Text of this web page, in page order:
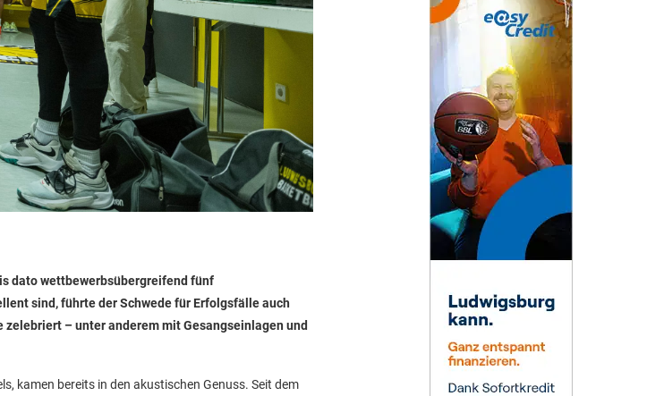
dato wettbewerbsübergreifend fünf
sind, führte der Schwede für Erfolgsfälle auch
– unter anderem mit Gesangseinlagen und
kamen bereits in den akustischen Genuss. Seit dem